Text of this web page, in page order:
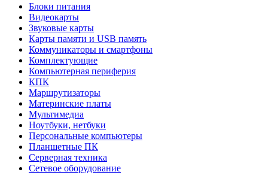
Блоки питания
Видеокарты
Звуковые карты
Карты памяти и USB память
Коммуникаторы и смартфоны
Комплектующие
Компьютерная периферия
КПК
Маршрутизаторы
Материнские платы
Мультимедиа
Ноутбуки, нетбуки
Персональные компьютеры
Планшетные ПК
Серверная техника
Сетевое оборудование